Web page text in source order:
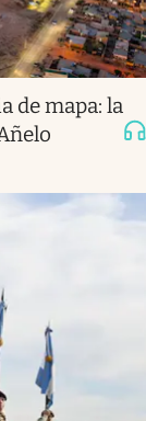
de mapa: la